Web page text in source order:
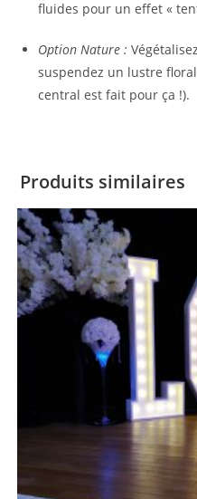
fluides pour un effet «
Option Nature :
suspendez un lustre
central est fait pour ça !).
Produits similaires